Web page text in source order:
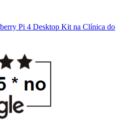
Pi 4 Desktop Kit na Clínica do